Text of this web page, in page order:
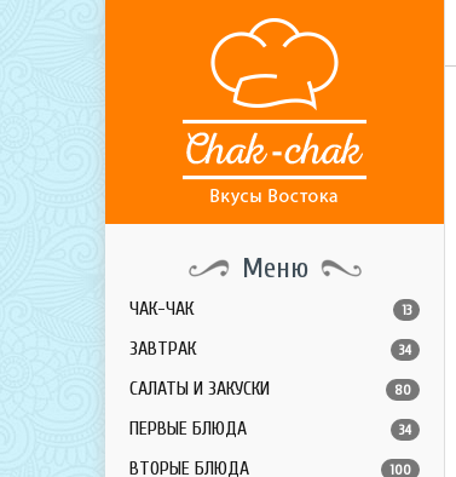
Меню
ЧАК-ЧАК 13
ЗАВТРАК 34
САЛАТЫ И ЗАКУСКИ 80
ПЕРВЫЕ БЛЮДА 34
ВТОРЫЕ БЛЮДА 100